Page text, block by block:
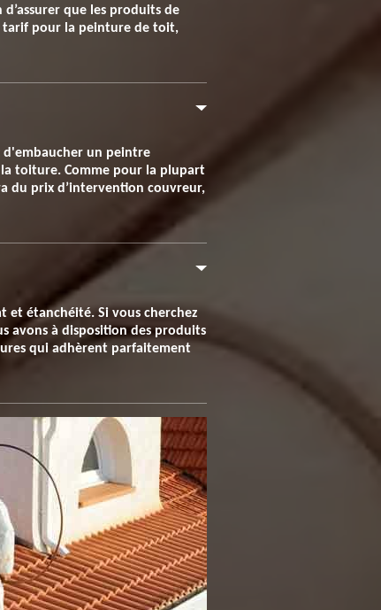
que les produits de
tarif pour la peinture de toit,
un peintre
toiture. Comme pour la plupart
du prix d’intervention couvreur,
et étanchéité. Si vous cherchez
avons à disposition des produits
qui adhèrent parfaitement